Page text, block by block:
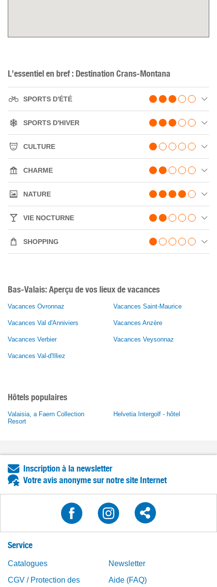
L’essentiel en bref : Destination Crans-Montana
SPORTS D'ÉTÉ
SPORTS D'HIVER
CULTURE
CHARME
NATURE
VIE NOCTURNE
SHOPPING
Bas-Valais: Aperçu de vos lieux de vacances
Vacances Ovronnaz Vacances Saint-Maurice
Vacances Val d'Anniviers Vacances Anzère
Vacances Verbier Vacances Veysonnaz
Vacances Val-d'Illiez
Hôtels populaires
Valaisia, a Faern Collection
Resort
Helvetia Intergolf - hôtel
Inscription à la newsletter
Votre avis anonyme sur notre site Internet
Service
Catalogues
Newsletter
CGV / Protection des
Aide (FAQ)